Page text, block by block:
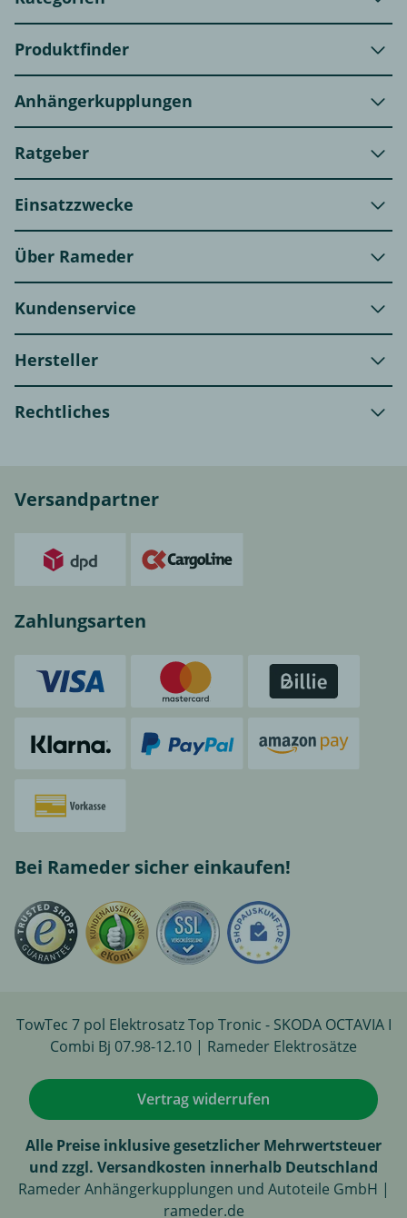
Produktfinder
Anhängerkupplungen
Ratgeber
Einsatzzwecke
Über Rameder
Kundenservice
Hersteller
Rechtliches
Versandpartner
Zahlungsarten
Bei Rameder sicher einkaufen!
TowTec 7 pol Elektrosatz Top Tronic - SKODA OCTAVIA I
Combi Bj 07.98-12.10 | Rameder Elektrosätze
Vertrag widerrufen
Alle Preise inklusive gesetzlicher Mehrwertsteuer
und zzgl. Versandkosten innerhalb Deutschland
Rameder Anhängerkupplungen und Autoteile GmbH |
rameder.de